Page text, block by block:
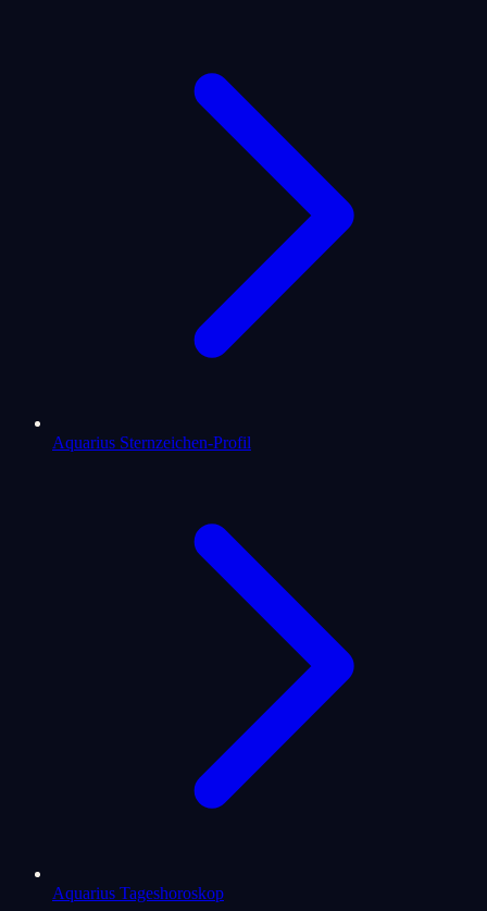
Aquarius Sternzeichen-Profil
Aquarius Tageshoroskop